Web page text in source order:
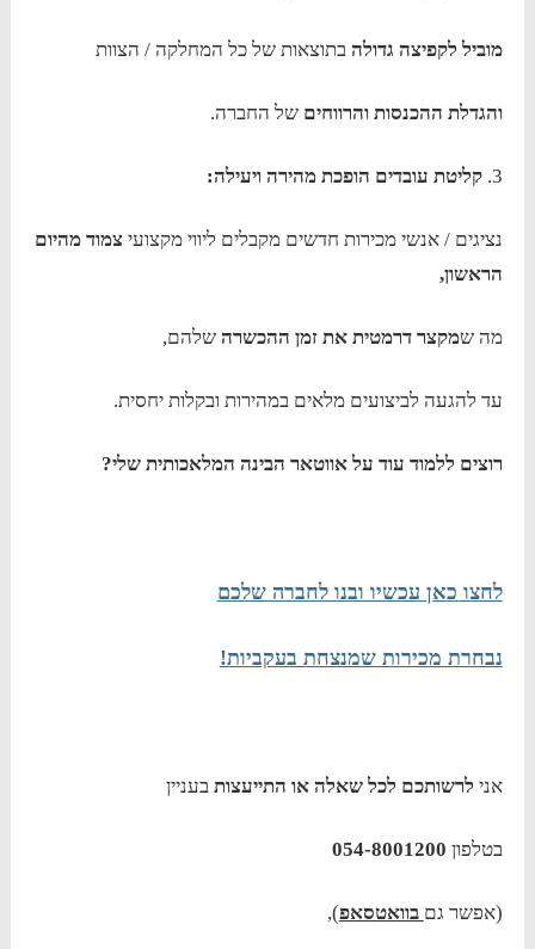
מוביל לקפיצה גדולה בתוצאות של כל המחלקה / הצוות
והגדלת ההכנסות והרווחיםשל החברה.
3. קליטת עובדים הופכת מהירה ויעילה:
נציגים / אנשי מכירות חדשים מקבלים ליווי מקצועי צמוד מהיום
הראשון,
מה שמקצר דרמטית את זמן ההכשרה שלהם,
עד להגעה לביצועים מלאים במהירות ובקלות יחסית.
רוצים ללמוד עוד על אווטאר הבינה המלאכותית שלי?
לחצו כאן עכשיו ובנו לחברה שלכם
נבחרת מכירות שמנצחת בעקביות!
אני לרשותכם לכל שאלה או התייעצות בעניין
בטלפון 054-8001200
(אפשר גם בוואטסאפ),